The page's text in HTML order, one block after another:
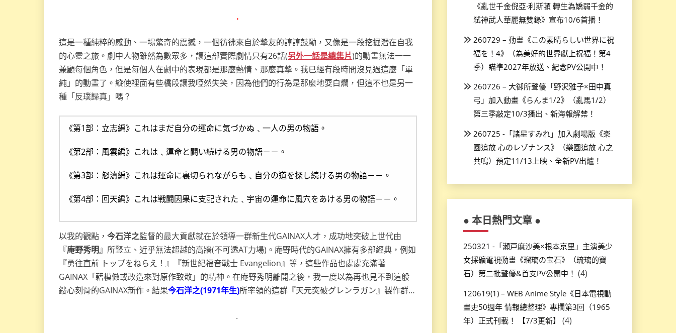
.
這是一種純粹的感動、一場驚奇的震撼，一個彷彿來自於摯友的諄諄鼓勵，又像是一段挖掘潛在自我
的心靈之旅。劇中人物雖然為數眾多，讓這部實際劇情只有26話(另外一話是總集片)的動畫無法一一
兼顧每個角色，但是每個人在劇中的表現都是那麼熱情、那麼真摯。我已經有段時間沒見過這麼「單
純」的動畫了。縱使裡面有些橋段讓我啞然失笑，因為他們的行為是那麼地耍白爛，但這不也是另一
種「反璞歸真」嗎？
《第1部：立志編》これはまだ自分の運命に気づかぬ﹑一人の男の物語。
《第2部：風雲編》これは﹑運命と闘い続ける男の物語－－。
《第3部：怒濤編》これは運命に裏切られながらも﹑自分の道を探し続ける男の物語－－。
《第4部：回天編》これは戦闘因果に支配された﹑宇宙の運命に風穴をあける男の物語－－。
以我的觀點， 今石洋之監督的最大貢獻就在於領導一群新生代GAINAX人才，成功地突破上世代由
『庵野秀明』所豎立、近乎無法超越的高牆(不可透AT力場)。庵野時代的GAINAX擁有多部經典，例如
『勇往直前 トップをねらえ！』『新世紀福音戰士 Evangelion』等，這些作品也處處充滿著
GAINAX「藉模倣或改造來對原作致敬」的精神。在庵野秀明離開之後，我一度以為再也見不到這般
鏤心刻骨的GAINAX新作。結果今石洋之(1971年生)所率領的這群『天元突破グレンラガン』製作群…
.
《亂世千金倪亞·利斯頓 轉生為嬌弱千金的
弒神武人華麗無雙錄》宣布10/6首播！
260729 – 動畫《この素晴らしい世界に祝
福を！4》（為美好的世界獻上祝福！第4
季）瞄準2027年放送、紀念PV公開中！
260726 – 大御所聲優「野沢雅子×田中真
弓」加入動畫《らんま1/2》（亂馬1/2）
第三季敲定10/3播出、新海報解禁！
260725 -「諸星すみれ」加入劇場版《楽
園追放 心のレゾナンス》（樂園追放 心之
共鳴）預定11/13上映、全新PV出爐！
● 本日熱門文章 ●
250321 -「瀬戸麻沙美×根本京里」主演美少
女採礦電視動畫《瑠璃の宝石》（琉璃的寶
石）第二批聲優&首支PV公開中！ (4)
120619(1) – WEB Anime Style《日本電視動
畫史50週年 情報總整理》專欄第3回（1965
年）正式刊載！ 【7/3更新】
(4)